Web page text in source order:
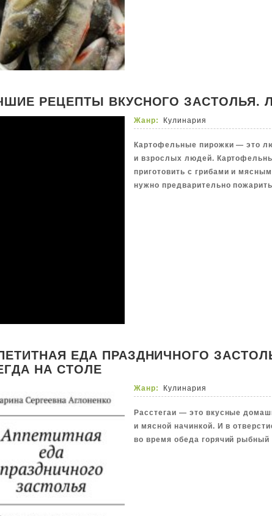
РЕЦЕПТЫ ВКУСНОГО ЗАСТОЛЬЯ.
Жанр: Кулинария
Картофельные пирожки — это
и взрослых людей.
приготовить с грибами и
нужно предварительно
ЕДА ПРАЗДНИЧНОГО
НА СТОЛЕ
Жанр: Кулинария
Расстегаи — это вкусные
и мясной начинкой. И в
во время обеда горячий